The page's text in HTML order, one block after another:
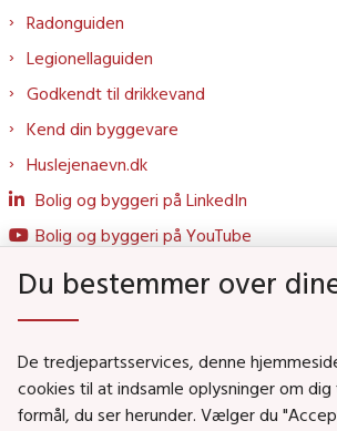
Radonguiden
Legionellaguiden
Godkendt til drikkevand
Kend din byggevare
Huslejenaevn.dk
Bolig og byggeri på LinkedIn
Bolig og byggeri på YouTube
Social- og Boligministeriet
Job i Social- og Boligstyrelsen
Du bestemmer over
De tredjepartsservices, denne
cookies til at indsamle oplysninger om
formål, du ser herunder. Vælger du